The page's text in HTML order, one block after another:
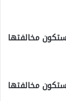
ستكون مخالفتها
ستكون مخالفتها